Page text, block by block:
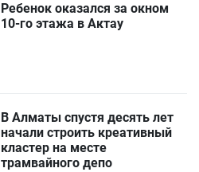
Ребенок оказался за окном
10-го этажа в Актау
В Алматы спустя десять лет
начали строить креативный
кластер на месте
трамвайного депо